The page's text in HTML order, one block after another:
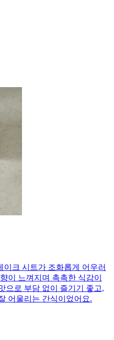
크 시트가 조화롭게 어우러
이 느껴지며 촉촉한 식감이
으로 부담 없이 즐기기 좋고,
어울리는 간식이었어요.